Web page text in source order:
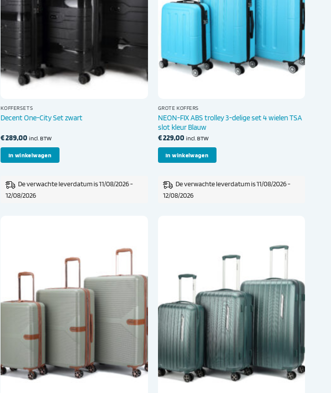
KOFFERSETS
Decent One-City Set zwart
€289,00 incl. BTW
In winkelwagen
De verwachte leverdatum is 11/08/2026 -
12/08/2026
GROTE KOFFERS
NEON-FIX ABS trolley 3-delige set 4 wielen TSA
slot kleur Blauw
€229,00 incl. BTW
In winkelwagen
De verwachte leverdatum is 11/08/2026 -
12/08/2026